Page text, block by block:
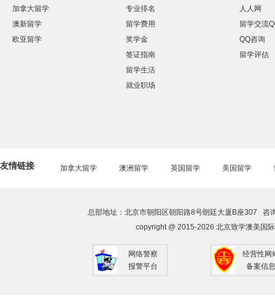
加拿大留学
澳新留学
欧亚留学
专业排名
留学费用
奖学金
签证指南
留学生活
就业职场
人人网
留学交流
QQ咨询
留学评估
友情链接 加拿大留学 澳洲留学 英国留学 美国留学
总部地址：北京市朝阳区朝阳路8号朗廷大厦B座307
copyright @ 2015-2026 北京致学澳美国
网络警察
报警平台
经营性网
备案信息